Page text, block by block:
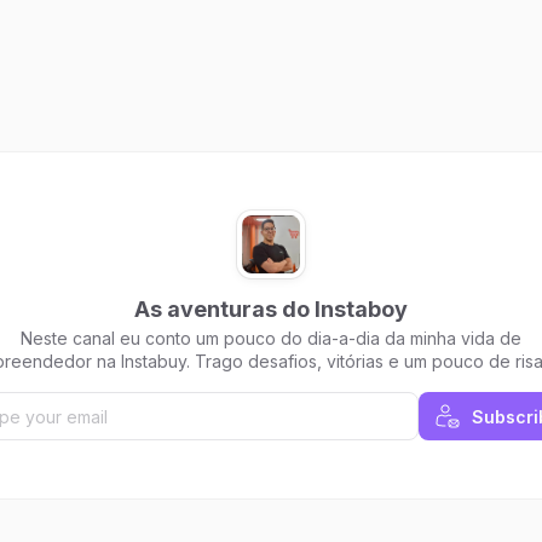
As aventuras do Instaboy
Neste canal eu conto um pouco do dia-a-dia da minha vida de
na Instabuy. Trago desafios, vitórias e um pouco de risadas